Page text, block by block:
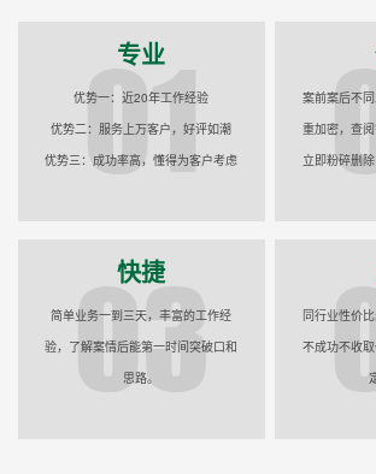
专业
优势一：近20年工作经验
优势二：服务上万客户，好评如潮
优势三：成功率高，懂得为客户考虑
案前案后不
重加密，查
立即粉碎删
快捷
简单业务一到三天，丰富的工作经
验，了解案情后能第一时间突破口和
思路。
同行业性价
不成功不收